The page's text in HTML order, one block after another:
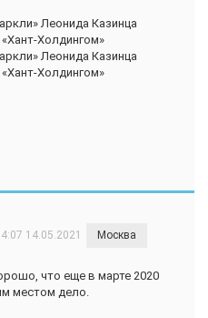
Леонида Казинца
Холдингом»
Леонида Казинца
Холдингом»
14.05.2021 Москва
что еще в марте 2020
местом дело.